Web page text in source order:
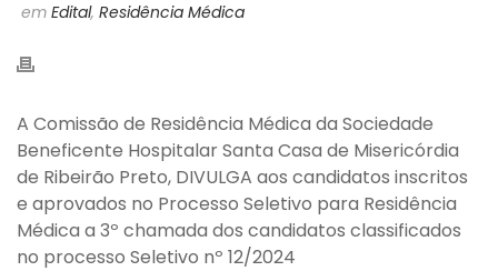
em Edital, Residência Médica
A Comissão de Residência Médica da Sociedade
Beneficente Hospitalar Santa Casa de Misericórdia
de Ribeirão Preto, DIVULGA aos candidatos inscritos
e aprovados no Processo Seletivo para Residência
Médica a 3º chamada dos candidatos classificados
no processo Seletivo nº 12/2024